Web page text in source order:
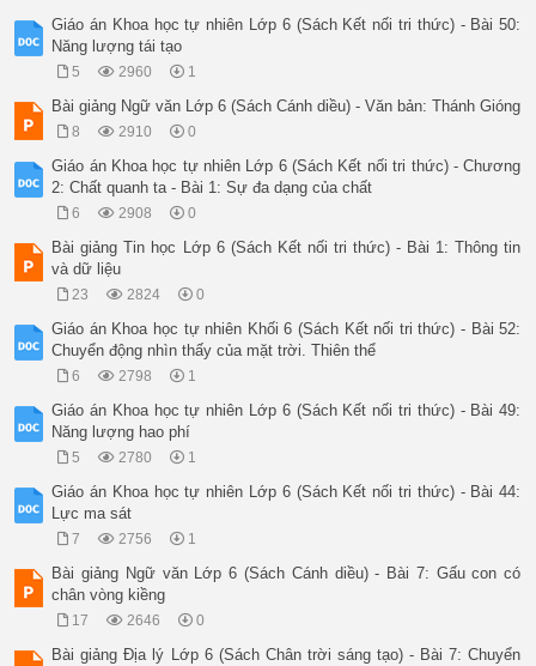
Giáo án Khoa học tự nhiên Lớp 6 (Sách Kết nối tri thức) - Bài 50:
Năng lượng tái tạo
5 2960 1
Bài giảng Ngữ văn Lớp 6 (Sách Cánh diều) - Văn bản: Thánh Gióng
8 2910 0
Giáo án Khoa học tự nhiên Lớp 6 (Sách Kết nối tri thức) - Chương
2: Chất quanh ta - Bài 1: Sự đa dạng của chất
6 2908 0
Bài giảng Tin học Lớp 6 (Sách Kết nối tri thức) - Bài 1: Thông tin
và dữ liệu
23 2824 0
Giáo án Khoa học tự nhiên Khối 6 (Sách Kết nối tri thức) - Bài 52:
Chuyển động nhìn thấy của mặt trời. Thiên thể
6 2798 1
Giáo án Khoa học tự nhiên Lớp 6 (Sách Kết nối tri thức) - Bài 49:
Năng lượng hao phí
5 2780 1
Giáo án Khoa học tự nhiên Lớp 6 (Sách Kết nối tri thức) - Bài 44:
Lực ma sát
7 2756 1
Bài giảng Ngữ văn Lớp 6 (Sách Cánh diều) - Bài 7: Gấu con có
chân vòng kiềng
17 2646 0
Bài giảng Địa lý Lớp 6 (Sách Chân trời sáng tạo) - Bài 7: Chuyển